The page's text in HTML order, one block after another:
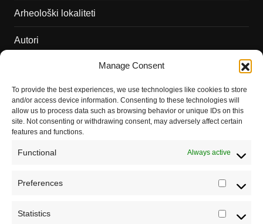
Manage Consent
To provide the best experiences, we use technologies like cookies to store
and/or access device information. Consenting to these technologies will
allow us to process data such as browsing behavior or unique IDs on this
site. Not consenting or withdrawing consent, may adversely affect certain
features and functions.
Functional Always active
Preferences
Statistics
Arheološki lokaliteti
Autori
Dešavanja
Kontakt
Misija sajta Sve o arheologiji